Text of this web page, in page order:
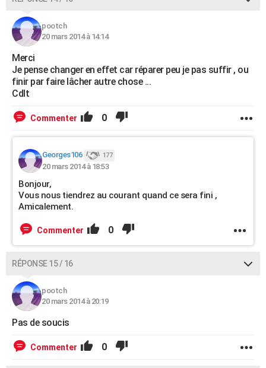
pootch
20 mars 2014 à 14:14
Merci
Je pense changer en effet car réparer peu je pas suffir , ou
finir par faire lâcher autre chose ...
Cdlt
Commenter 0
Georges106 177
20 mars 2014 à 18:53
Bonjour,
Vous nous tiendrez au courant quand ce sera fini ,
Amicalement.
Commenter 0
RÉPONSE 15 / 16
pootch
20 mars 2014 à 20:19
Pas de soucis
Commenter 0